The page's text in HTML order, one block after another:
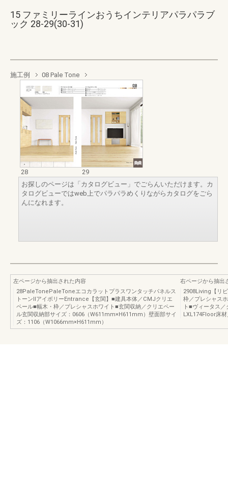
15 ファミリーラインおうちインテリアパラパラブ
ック 28-29(30-31)
施工例 08 Pale Tone
28
29
お探しのページは「カタログビュー」でごらんいただけます。カ
タログビューではweb上でパラパラめくりながらカタログをごら
んになれます。
左ページから抽出された内容
28PaleTonePaleToneエコカラットプラスワンタッチパネルス
トーンⅡアイボリーEntrance【玄関】■建具本体／CMJクリエ
ペール■幅木・枠／プレシャスホワイト■玄関収納／クリエペー
ル玄関収納部サイズ：0606（W611mm×H611mm）壁面部サイ
ズ：1106（W1066mm×H611mm）
右ページから抽出
2908Living【リ
枠／プレシャス
ト■ヴィータス
LXL174Floor床